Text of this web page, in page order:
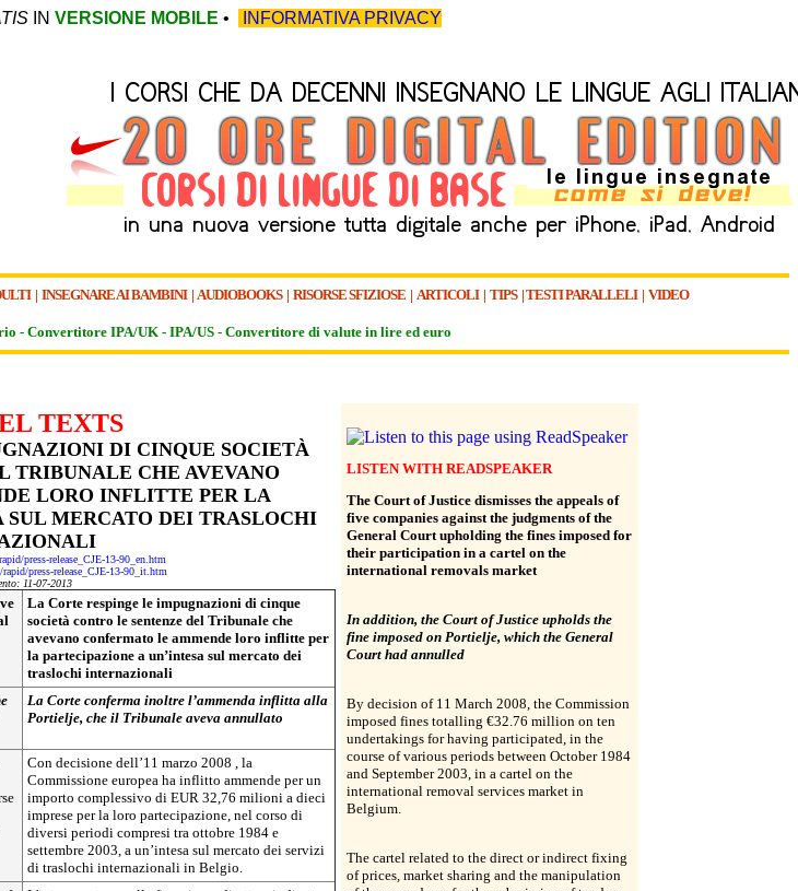
IN VERSIONE MOBILE • INFORMATIVA PRIVACY
| INSEGNARE AI BAMBINI| AUDIOBOOKS| RISORSE SFIZIOSE | ARTICOLI| TIPS|TESTI PARALLELI| VIDEO
- Convertitore IPA/UK - IPA/US - Convertitore di valute in lire ed euro
TEXTS
DI CINQUE SOCIETÀ
TRIBUNALE CHE AVEVANO
LORO INFLITTE PER LA
SUL MERCATO DEI TRASLOCHI
press-release_CJE-13-90_en.htm
press-release_CJE-13-90_it.htm
11-07-2013
La Corte respinge le impugnazioni di cinque
società contro le sentenze del Tribunale che
avevano confermato le ammende loro inflitte per
la partecipazione a un’intesa sul mercato dei
traslochi internazionali
La Corte conferma inoltre l’ammenda inflitta alla
Portielje, che il Tribunale aveva annullato
Con decisione dell’11 marzo 2008 , la
Commissione europea ha inflitto ammende per un
importo complessivo di EUR 32,76 milioni a dieci
imprese per la loro partecipazione, nel corso di
diversi periodi compresi tra ottobre 1984 e
settembre 2003, a un’intesa sul mercato dei servizi
di traslochi internazionali in Belgio.
LISTEN WITH READSPEAKER
The Court of Justice dismisses the appeals of
five companies against the judgments of the
General Court upholding the fines imposed for
their participation in a cartel on the
international removals market
In addition, the Court of Justice upholds the
fine imposed on Portielje, which the General
Court had annulled
By decision of 11 March 2008, the Commission
imposed fines totalling €32.76 million on ten
undertakings for having participated, in the
course of various periods between October 1984
and September 2003, in a cartel on the
international removal services market in
Belgium.
The cartel related to the direct or indirect fixing
of prices, market sharing and the manipulation